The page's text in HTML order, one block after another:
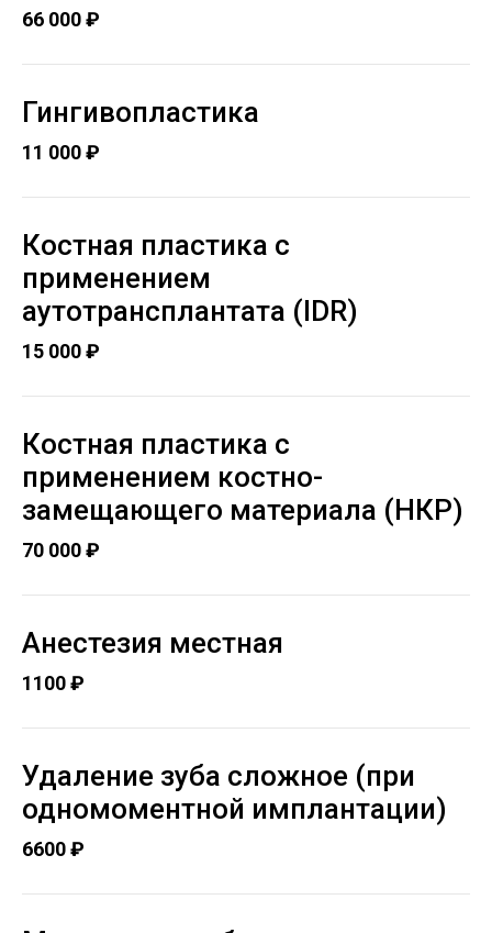
66 000 ₽
Гингивопластика
11 000 ₽
Костная пластика с
применением
аутотрансплантата (IDR)
15 000 ₽
Костная пластика с
применением костно-
замещающего материала (НКР)
70 000 ₽
Анестезия местная
1100 ₽
Удаление зуба сложное (при
одномоментной имплантации)
6600 ₽